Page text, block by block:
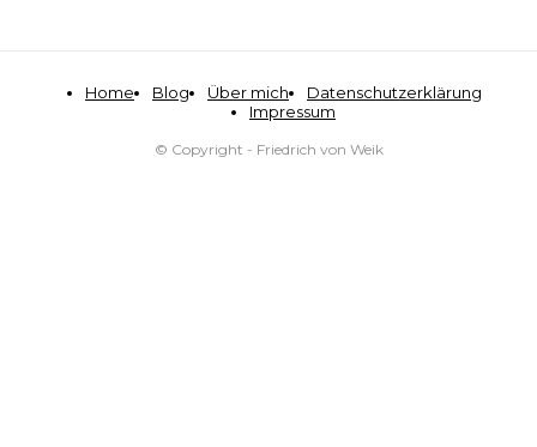
Home Blog Über mich
Datenschutzerklärung
Impressum
© Copyright - Friedrich von Weik